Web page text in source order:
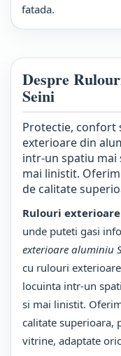
fatada.
Despre
Seini
Protectie, confort
exterioare din
intr-un spatiu mai
mai linistit.
de calitate
Rulouri
unde puteti gasi
exterioare aluminiu
cu rulouri
locuinta intr-un
si mai linistit.
calitate superioara,
vitrine, adaptate